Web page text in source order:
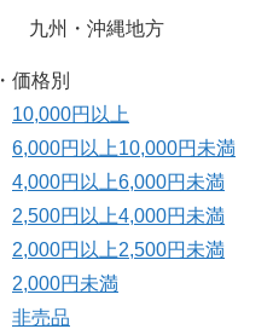
九州・沖縄地方
・価格別
10,000円以上
6,000円以上10,000円未満
4,000円以上6,000円未満
2,500円以上4,000円未満
2,000円以上2,500円未満
2,000円未満
非売品